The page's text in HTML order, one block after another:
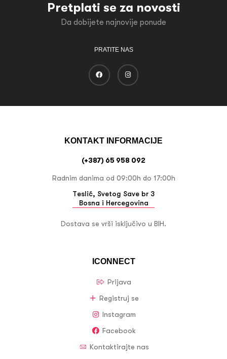
Pretplati se za novosti
Da dobijete najnovije ponude
PRATITE NAS
ICONNECT
Prijava
Registruj se
Instagram
Facebook
Kontaktirajte nas
KONTAKT INFORMACIJE
(+387) 65 958 092
Radnim danima od 09:00h do 17:00h
Teslić, Svetog Save br 3
Bosna i Hercegovina
Dostava se vrši isključivo u BIH.